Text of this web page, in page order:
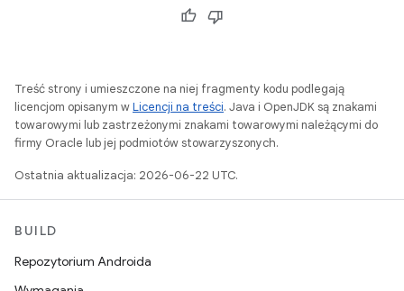
Treść strony i umieszczone na niej fragmenty kodu podlegają
licencjom opisanym wLicencji na treści. Java i OpenJDK są znakami
towarowymi lub zastrzeżonymi znakami towarowymi należącymi do
firmy Oracle lub jej podmiotów stowarzyszonych.
Ostatnia aktualizacja: 2026-06-22 UTC.
BUILD
Repozytorium Androida